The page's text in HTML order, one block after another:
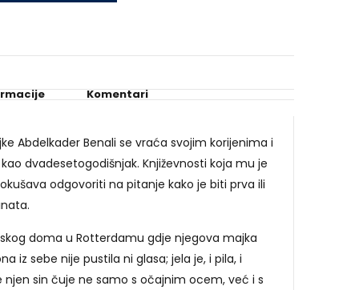
Komentari
Abdelkader Benali se vraća svojim korijenima i
dvadesetogodišnjak. Književnosti koja mu je
odgovoriti na pitanje kako je biti prva ili
doma u Rotterdamu gdje njegova majka
iz sebe nije pustila ni glasa; jela je, i pila, i
njen sin čuje ne samo s očajnim ocem, već i s